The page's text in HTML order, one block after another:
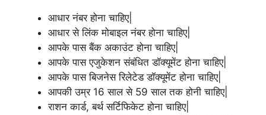
आधार नंबर होना चाहिए|
आधार से लिंक मोबाइल नंबर होना चाहिए|
आपके पास बैंक अकाउंट होना चाहिए|
आपके पास एजुकेशन संबंधित डॉक्यूमेंट होना चाहिए|
आपके पास बिजनेस रिलेटेड डॉक्यूमेंट होना चाहिए|
आपकी उम्र 16 साल से 59 साल तक होनी चाहिए|
राशन कार्ड, बर्थ सर्टिफिकेट होना चाहिए|